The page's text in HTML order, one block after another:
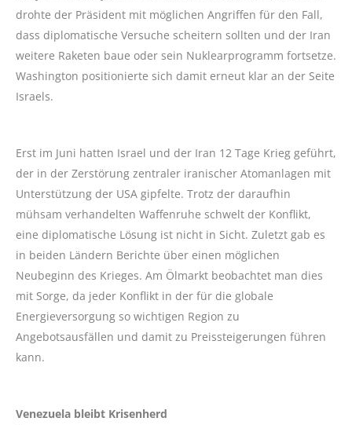
drohte der Präsident mit möglichen Angriffen für den Fall,
dass diplomatische Versuche scheitern sollten und der Iran
weitere Raketen baue oder sein Nuklearprogramm fortsetze.
Washington positionierte sich damit erneut klar an der Seite
Israels.
Erst im Juni hatten Israel und der Iran 12 Tage Krieg geführt,
der in der Zerstörung zentraler iranischer Atomanlagen mit
Unterstützung der USA gipfelte. Trotz der daraufhin
mühsam verhandelten Waffenruhe schwelt der Konflikt,
eine diplomatische Lösung ist nicht in Sicht. Zuletzt gab es
in beiden Ländern Berichte über einen möglichen
Neubeginn des Krieges. Am Ölmarkt beobachtet man dies
mit Sorge, da jeder Konflikt in der für die globale
Energieversorgung so wichtigen Region zu
Angebotsausfällen und damit zu Preissteigerungen führen
kann.
Venezuela bleibt Krisenherd